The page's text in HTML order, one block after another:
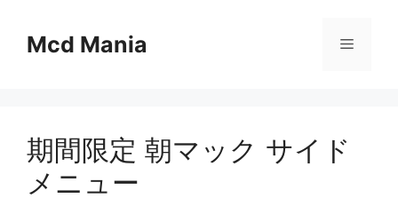
Mcd Mania メ
期間限定 朝マック サイド
メニュー